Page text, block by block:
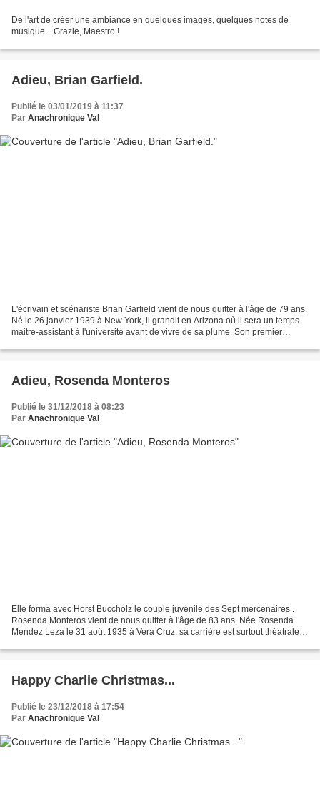
De l'art de créer une ambiance en quelques images, quelques notes de
musique... Grazie, Maestro !
Adieu, Brian Garfield.
Publié le 03/01/2019 à 11:37
Par Anachronique Val
L'écrivain et scénariste Brian Garfield vient de nous quitter à l'âge de 79 ans.
Né le 26 janvier 1939 à New York, il grandit en Arizona où il sera un temps
maitre-assistant à l'université avant de vivre de sa plume. Son premier
Adieu, Rosenda Monteros
Publié le 31/12/2018 à 08:23
Par Anachronique Val
Elle forma avec Horst Buccholz le couple juvénile des Sept mercenaires .
Rosenda Monteros vient de nous quitter à l'âge de 83 ans. Née Rosenda
Mendez Leza le 31 août 1935 à Vera Cruz, sa carrière est surtout théatrale
Happy Charlie Christmas...
Publié le 23/12/2018 à 17:54
Par Anachronique Val